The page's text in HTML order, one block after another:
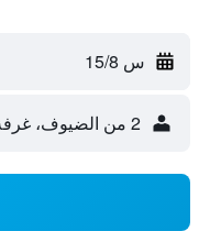
س 15/8
2 من الضيوف، غرفة واحدة